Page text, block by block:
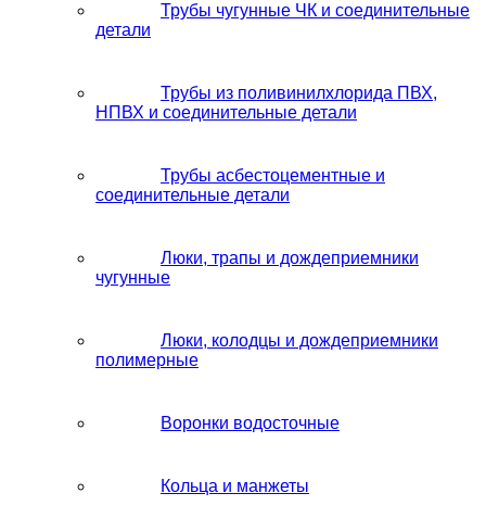
Трубы чугунные ЧК и соединительные
детали
Трубы из поливинилхлорида ПВХ,
НПВХ и соединительные детали
Трубы асбестоцементные и
соединительные детали
Люки, трапы и дождеприемники
чугунные
Люки, колодцы и дождеприемники
полимерные
Воронки водосточные
Кольца и манжеты